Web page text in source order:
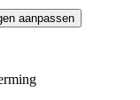
aanpassen